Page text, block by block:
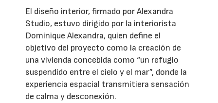
El diseño interior, firmado por Alexandra
Studio, estuvo dirigido por la interiorista
Dominique Alexandra, quien define el
objetivo del proyecto como la creación de
una vivienda concebida como “un refugio
suspendido entre el cielo y el mar”, donde la
experiencia espacial transmitiera sensación
de calma y desconexión.